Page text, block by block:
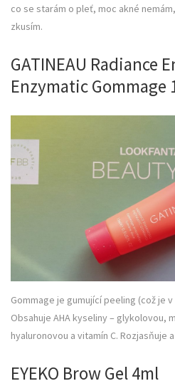
co se starám o pleť, moc akné
zkusím.
GATINEAU Radiance
Enzymatic Gommage
Gommage je gumující peeling (což je
Obsahuje AHA kyseliny – glykolovou,
hyaluronovou a vitamín C. Rozjasňuje
EYEKO Brow Gel 4ml